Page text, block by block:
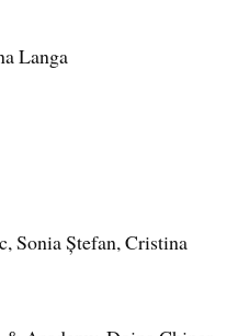
Langa
Sonia Ștefan, Cristina